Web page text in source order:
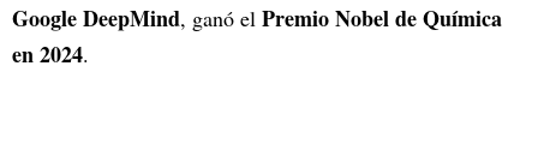
Google DeepMind, ganó el Premio Nobel de Química
en 2024.